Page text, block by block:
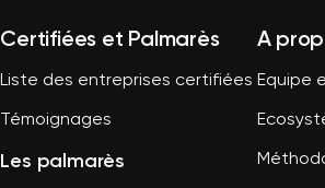
Certifiées et Palmarès
Liste des entreprises certifiées
Témoignages
Les palmarès
A
Equipe